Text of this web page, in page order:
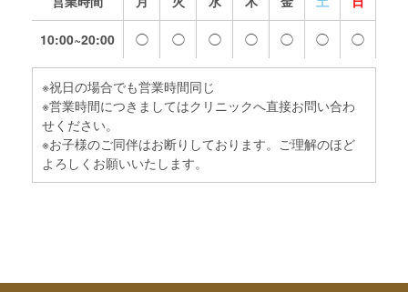
10:00~20:00 ◯ ◯ ◯ ◯ ◯ ◯ ◯
※祝日の場合でも営業時間同じ
※営業時間につきましてはクリニックへ直接お問い合わ
せください。
※お子様のご同伴はお断りしております。ご理解のほど
よろしくお願いいたします。